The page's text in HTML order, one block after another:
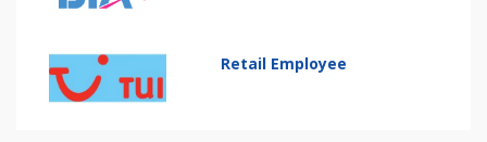
Retail Employee